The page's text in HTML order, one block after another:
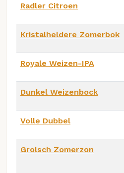
Radler Citroen
Kristalheldere Zomerbok
Royale Weizen-IPA
Dunkel Weizenbock
Volle Dubbel
Grolsch Zomerzon